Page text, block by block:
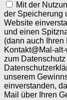
Mit der
der Speicherung
Website
und einen
(dann auch
Kontakt@Mal-
zum
unserem
einverstanden,
Mail über Ihren